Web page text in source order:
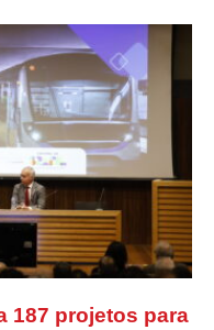
187 projetos para